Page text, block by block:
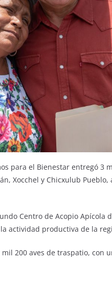
para el Bienestar entregó 3
Xocchel y Chicxulub
Centro de Acopio Apícola
actividad productiva de la
200 aves de traspatio, con